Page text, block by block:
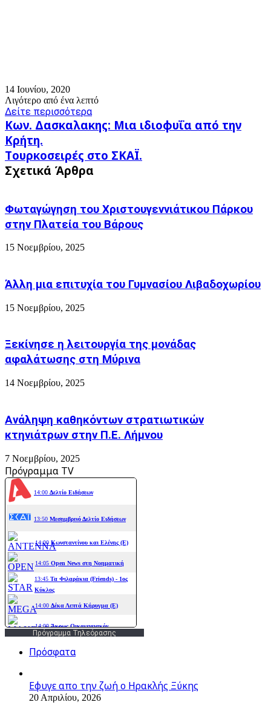
14 Ιουνίου, 2020
Λιγότερο από ένα λεπτό
Δείτε περισσότερα
Κων.
Δασκαλακης:
Μια
ιδιοφυΐα
από
την
Κων. Δασκαλακης: Μια ιδιοφυΐα από την
Κρήτη.
Tουρκοσειρές
στο
ΣΚΑΪ.
Tουρκοσειρές στο ΣΚΑΪ.
Σχετικά Άρθρα
Φωταγώγηση του Χριστουγεννιάτικου Πάρκου
στην Πλατεία του Βάρους
15 Νοεμβρίου, 2025
Άλλη μια επιτυχία του Γυμνασίου Λιβαδοχωρίου
15 Νοεμβρίου, 2025
Ξεκίνησε η λειτουργία της μονάδας
αφαλάτωσης στη Μύρινα
14 Νοεμβρίου, 2025
Ανάληψη καθηκόντων στρατιωτικών
κτηνιάτρων στην Π.Ε. Λήμνου
7 Νοεμβρίου, 2025
Πρόγραμμα TV
Πρόγραμμα Τηλεόρασης
Πρόσφατα
Εφυγε απο την ζωή o Ηρακλής Ξύκης
20 Απριλίου, 2026